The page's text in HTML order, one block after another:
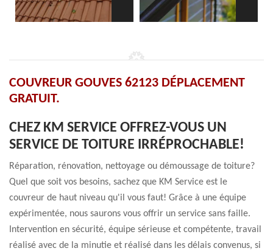
COUVREUR GOUVES 62123 DÉPLACEMENT
GRATUIT.
CHEZ KM SERVICE OFFREZ-VOUS UN
SERVICE DE TOITURE IRRÉPROCHABLE!
Réparation, rénovation, nettoyage ou démoussage de toiture?
Quel que soit vos besoins, sachez que KM Service est le
couvreur de haut niveau qu'il vous faut! Grâce à une équipe
expérimentée, nous saurons vous offrir un service sans faille.
Intervention en sécurité, équipe sérieuse et compétente, travail
réalisé avec de la minutie et réalisé dans les délais convenus, si